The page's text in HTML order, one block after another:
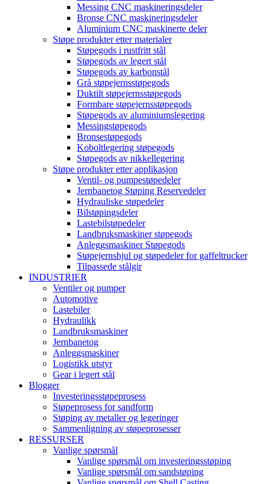
Messing CNC maskineringsdeler
Bronse CNC maskineringsdeler
Aluminium CNC maskinerte deler
Støpe produkter etter materialer
Støpegods i rustfritt stål
Støpegods av legert stål
Støpegods av karbonstål
Grå støpejernsstøpegods
Duktilt støpejernsstøpegods
Formbare støpejernsstøpegods
Støpegods av aluminiumslegering
Messingstøpegods
Bronsestøpegods
Koboltlegering støpegods
Støpegods av nikkellegering
Støpe produkter etter applikasjon
Ventil- og pumpestøpedeler
Jernbanetog Støping Reservedeler
Hydrauliske støpedeler
Bilstøpingsdeler
Lastebilstøpedeler
Landbruksmaskiner støpegods
Anleggsmaskiner Støpegods
Støpejernshjul og støpedeler for gaffeltrucker
Tilpassede stålgir
INDUSTRIER
Ventiler og pumper
Automotive
Lastebiler
Hydraulikk
Landbruksmaskiner
Jernbanetog
Anleggsmaskiner
Logistikk utstyr
Gear i legert stål
Blogger
Investeringsstøpeprosess
Støpeprosess for sandform
Støping av metaller og legeringer
Sammenligning av støpeprosesser
RESSURSER
Vanlige spørsmål
Vanlige spørsmål om investeringsstøping
Vanlige spørsmål om sandstøping